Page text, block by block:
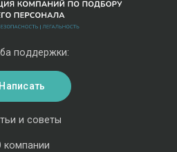
и советы
компании
поддержки:
Написать